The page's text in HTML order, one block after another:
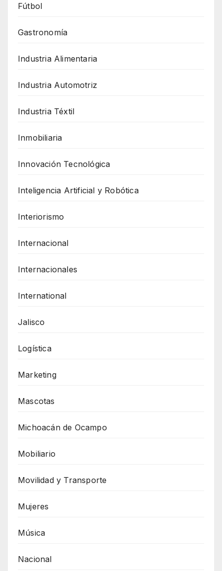
Fútbol
Gastronomía
Industria Alimentaria
Industria Automotriz
Industria Téxtil
Inmobiliaria
Innovación Tecnológica
Inteligencia Artificial y Robótica
Interiorismo
Internacional
Internacionales
International
Jalisco
Logística
Marketing
Mascotas
Michoacán de Ocampo
Mobiliario
Movilidad y Transporte
Mujeres
Música
Nacional